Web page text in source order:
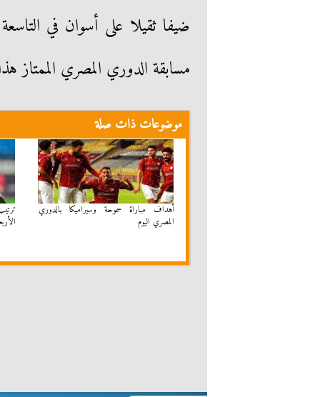
مسابقة الدوري المصري الممتاز
موضوعات ذات صلة
أهداف مباراة سموحة وسيراميكا بالدوري
المصري اليوم